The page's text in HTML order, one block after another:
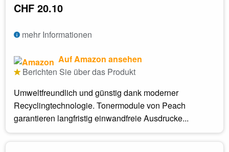
CHF 20.10
mehr Informationen
Auf Amazon ansehen
Berichten Sie über das Produkt
Umweltfreundlich und günstig dank moderner
Recyclingtechnologie. Tonermodule von Peach
garantieren langfristig einwandfreie Ausdrucke...